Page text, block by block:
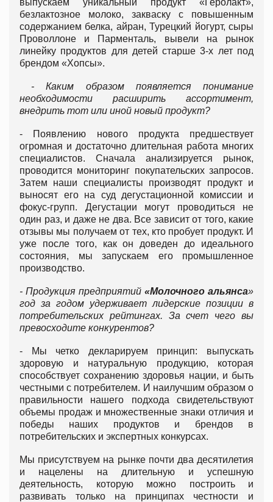
безлактозное молоко, закваску с повышенным
содержанием белка, айран, Турецкий йогурт, сыры
Проволлоне и Парменталь, вывели на рынок
линейку продуктов для детей старше 3-х лет под
брендом «Хопсы».
- Каким образом появляется понимание
необходимости расширить ассортимент,
внедрить тот или иной новый продукт?
- Появлению нового продукта предшествует
огромная и достаточно длительная работа многих
специалистов. Сначала анализируется рынок,
проводится мониторинг покупательских запросов.
Затем наши специалисты производят продукт и
выносят его на суд дегустационной комиссии и
фокус-групп. Дегустации могут проводиться не
один раз, и даже не два. Все зависит от того, какие
отзывы мы получаем от тех, кто пробует продукт. И
уже после того, как он доведен до идеального
состояния, мы запускаем его промышленное
производство.
- Продукция предприятий «Молочного альянса»
год за годом удерживает лидерские позиции в
потребительских рейтингах. За счет чего вы
превосходите конкурентов?
- Мы четко декларируем принцип: выпускать
здоровую и натуральную продукцию, которая
способствует сохранению здоровья нации, и быть
честными с потребителем. И наилучшим образом о
правильности нашего подхода свидетельствуют
объемы продаж и множественные знаки отличия и
победы наших продуктов и брендов в
потребительских и экспертных конкурсах.
Мы присутствуем на рынке почти два десятилетия
и нацелены на длительную и успешную
деятельность, которую можно построить и
развивать только на принципах честности и